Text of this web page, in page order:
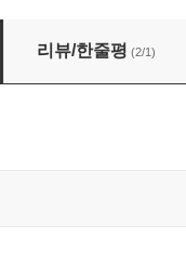
리뷰/한줄평 (2/1)